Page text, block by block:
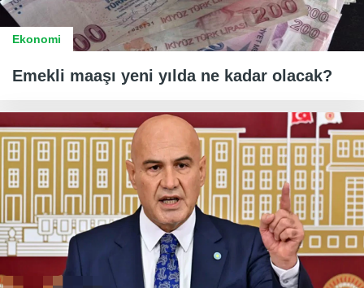
Ekonomi
Emekli maaşı yeni yılda ne kadar olacak?